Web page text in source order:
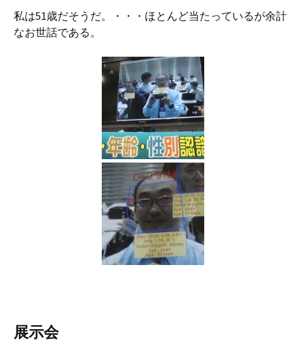
私は51歳だそうだ。・・・ほとんど当たっているが余計
なお世話である。
展示会